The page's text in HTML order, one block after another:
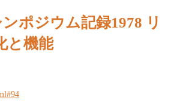
ポジウム記録1978 リ
と機能